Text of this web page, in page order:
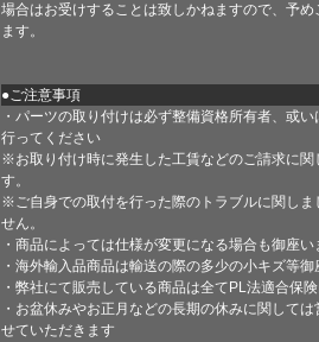
場合はお受けすることは致しかねますので、予
ます。
●ご注意事項
・パーツの取り付けは必ず整備資格所有者、或
行ってください
※お取り付け時に発生した工賃などのご請求に関
す。
※ご自身での取付を行った際のトラブルに関しま
せん。
・商品によっては仕様が変更になる場合も御座い
・海外輸入品商品は輸送の際の多少の小キズ等御
・弊社にて販売している商品は全てPL法適合保
・お盆休みやお正月などの長期の休みに関して
せていただきます